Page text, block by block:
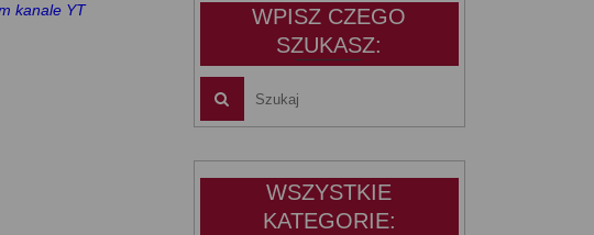
kanale YT
WPISZ CZEGO
SZUKASZ:
WSZYSTKIE
KATEGORIE: